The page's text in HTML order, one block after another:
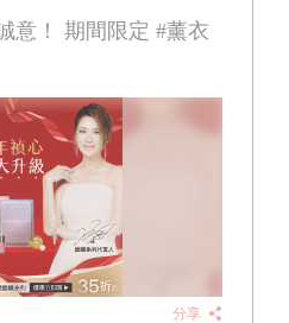
意！ 期間限定 #薰衣
分享